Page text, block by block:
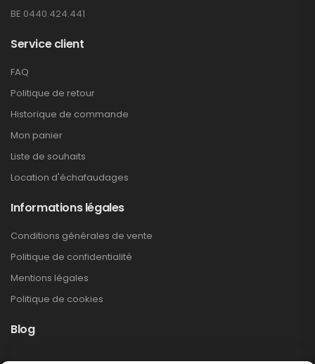
BE 0440.424.441
Service client
FAQ
Politique de retour
Historique de commande
Mon panier
Liste de souhaits
Location d'échafaudages
Informations légales
Conditions générales de vente
Politique de confidentialité
Mentions légales
Politique de cookies
Blog